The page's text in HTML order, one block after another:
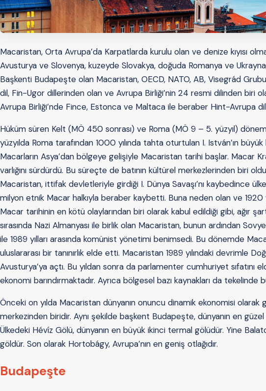
Macaristan, Orta Avrupa’da Karpatlarda kurulu olan ve denize kıyısı
Avusturya ve Slovenya, kuzeyde Slovakya, doğuda Romanya ve
Başkenti Budapeşte olan Macaristan, OECD, NATO, AB, Visegrád
dil, Fin-Ugor dillerinden olan ve Avrupa Birliği’nin 24 resmi dilinden biri
Avrupa Birliği’nde Fince, Estonca ve Maltaca ile beraber Hint-Avrupa
Hüküm süren Kelt (MÖ 450 sonrası) ve Roma (MÖ 9 – 5. yüzyıl)
yüzyılda Roma tarafından 1000 yılında tahta oturtulan I. István’ın
Macarların Asya’dan bölgeye gelişiyle Macaristan tarihi başlar. Macar
varlığını sürdürdü. Bu süreçte de batının kültürel merkezlerinden biri
Macaristan, ittifak devletleriyle girdiği I. Dünya Savaşı’nı kaybedince
milyon etnik Macar halkıyla beraber kaybetti. Buna neden olan ve 1920
Macar tarihinin en kötü olaylarından biri olarak kabul edildiği gibi, ağır
sırasında Nazi Almanyası ile birlik olan Macaristan, bunun ardından
ile 1989 yılları arasında komünist yönetimi benimsedi. Bu dönemde
uluslararası bir tanınırlık elde etti. Macaristan 1989 yılındaki devrimle
Avusturya’ya açtı. Bu yıldan sonra da parlamenter cumhuriyet
ekonomi barındırmaktadır. Ayrıca bölgesel bazı kaynakları da tekelinde
Önceki on yılda Macaristan dünyanın onuncu dinamik ekonomisi
merkezinden biridir. Aynı şekilde başkent Budapeşte, dünyanın en
Ülkedeki Hévíz Gölü, dünyanın en büyük ikinci termal gölüdür. Yine
göldür. Son olarak Hortobágy, Avrupa’nın en geniş otlağıdır.
Budapeşte